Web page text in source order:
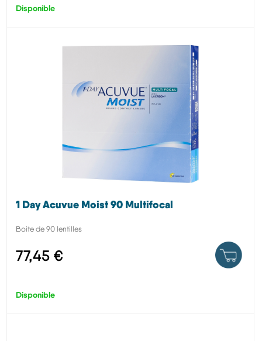
Disponible
1 Day Acuvue Moist 90 Multifocal
Boite de 90 lentilles
77,45 €
Disponible